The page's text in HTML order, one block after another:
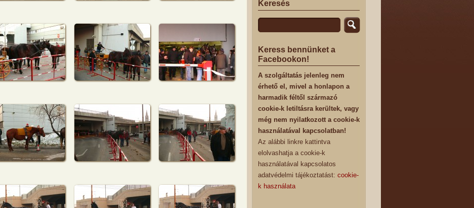
Keresés
Keress bennünket a
Facebookon!
A szolgáltatás jelenleg nem
érhető el, mivel a honlapon a
harmadik féltől származó
cookie-k letiltásra kerültek, vagy
még nem nyilatkozott a cookie-k
használatával kapcsolatban!
Az alábbi linkre kattintva
elolvashatja a cookie-k
használatával kapcsolatos
adatvédelmi tájékoztatást: cookie-
k használata